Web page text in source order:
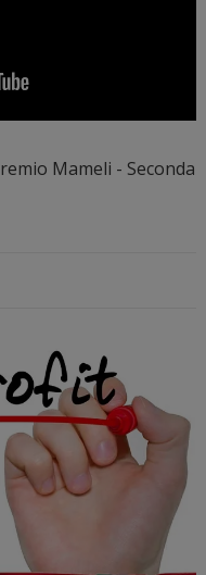
Mameli - Seconda